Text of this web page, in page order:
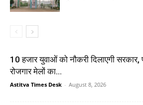
10 हजार युवाओं को नौकरी दिलाएगी सरकार,
रोजगार मेलों का...
Astitva Times Desk - August 8, 2026